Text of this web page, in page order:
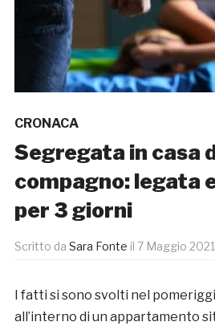
CRONACA
Segregata in casa
compagno: legata
per 3 giorni
Scritto da Sara Fonte il 7 Maggio 2021
I fatti si sono svolti nel
all’interno di un appartamento